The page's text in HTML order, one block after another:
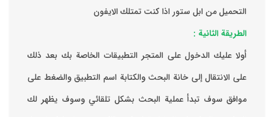
التحميل من ابل ستور اذا كنت تمتلك الايفون
الطريقة الثانية :
‏أولا عليك الدخول على المتجر التطبيقات الخاصة بك ‏بعد ذلك
على الانتقال إلى خانة البحث والكتابة اسم التطبيق والضغط على
موافق ‏سوف تبدأ عملية البحث بشكل تلقائي وسوف يظهر لك